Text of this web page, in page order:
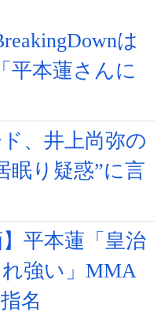
は
平本蓮さんに
、井上尚弥の
眠り疑惑”に言
平本蓮「皇治
強い」MMA
名